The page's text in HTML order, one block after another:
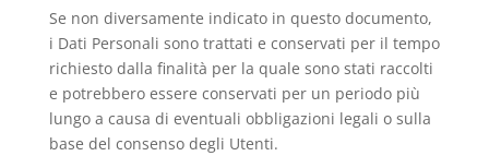
Se non diversamente indicato in questo documento,
i Dati Personali sono trattati e conservati per il tempo
richiesto dalla finalità per la quale sono stati raccolti
e potrebbero essere conservati per un periodo più
lungo a causa di eventuali obbligazioni legali o sulla
base del consenso degli Utenti.